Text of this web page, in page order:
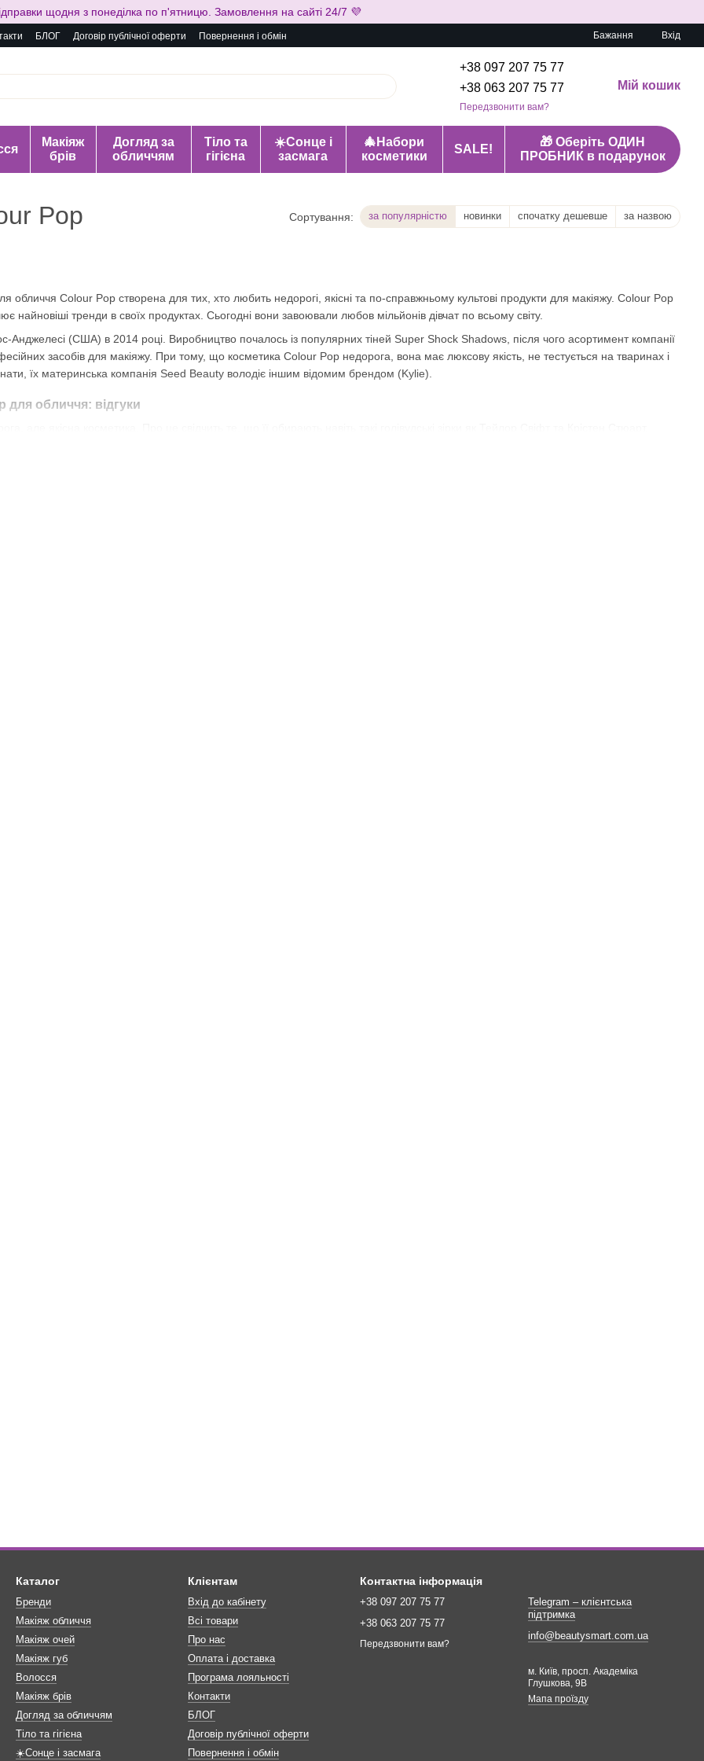
щодня з понеділка по п'ятницю. Замовлення на сайті 24/7 💜
БЛОГ Договір публічної оферти Повернення і обмін Бажання Вхід
+38 097 207 75 77
+38 063 207 75 77
Передзвонити вам?
Мій кошик
Макіяж
брів
Догляд за
обличчям
Тіло та
гігієна
☀️Сонце і
засмага
🎄Набори
косметики
SALE!
🎁 Оберіть ОДИН
ПРОБНИК в подарунок
Pop Сортування: за популярністю новинки спочатку дешевше за назвою
обличчя Colour Pop створена для тих, хто любить недорогі, якісні та по-справжньому культові продукти для макіяжу. Colour Pop
найновіші тренди в своїх продуктах. Сьогодні вони завоювали любов мільйонів дівчат по всьому світу.
Анджелесі (США) в 2014 році. Виробництво почалось із популярних тіней Super Shock Shadows, після чого асортимент компанії
засобів для макіяжу. При тому, що косметика Colour Pop недорога, вона має люксову якість, не тестується на тваринах і
їх материнська компанія Seed Beauty володіє іншим відомим брендом (Kylie).
для обличчя: відгуки
Каталог
Бренди
Макіяж обличчя
Макіяж очей
Макіяж губ
Волосся
Макіяж брів
Догляд за обличчям
Тіло та гігієна
☀️Сонце і засмага
Клієнтам
Вхід до кабінету
Всі товари
Про нас
Оплата і доставка
Програма лояльності
Контакти
БЛОГ
Договір публічної оферти
Повернення і обмін
Контактна інформація
+38 097 207 75 77
+38 063 207 75 77
Передзвонити вам?
Telegram – клієнтська
підтримка
info@beautysmart.com.ua
м. Київ, просп. Академіка
Глушкова, 9В
Мапа проїзду